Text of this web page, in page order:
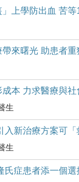
上學防出血 苦
來曙光 助患者重
本 力求醫療與社
生
新治療方案可「
生
氏症患者添一個選